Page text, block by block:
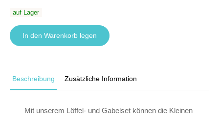
auf Lager
In den Warenkorb legen
Beschreibung Zusätzliche Information
Mit unserem Löffel- und Gabelset können die Kleinen